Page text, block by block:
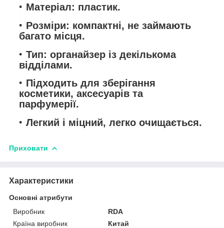
Матеріал: пластик.
Розміри: компактні, не займають
багато місця.
Тип: органайзер із декількома
відділами.
Підходить для зберігання
косметики, аксесуарів та
парфумерії.
Легкий і міцний, легко очищається.
Приховати
Характеристики
Основні атрибути
Виробник
RDA
Країна виробник
Китай